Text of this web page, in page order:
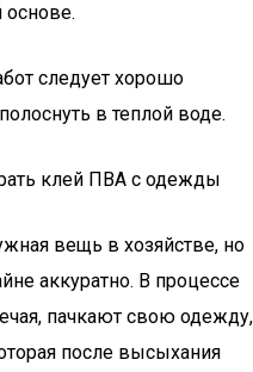
основе.
следует хорошо
в теплой воде.
клей ПВА с одежды
вещь в хозяйстве, но
аккуратно. В процессе
пачкают свою одежду,
после высыхания